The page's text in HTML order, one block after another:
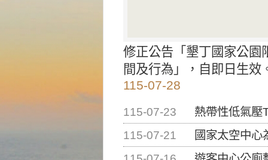
修正公告「墾丁國家公園
間及行為」，自即日生效
115-07-28
115-07-23
熱帶性低氣壓
115-07-21
國家太空中心為辦理